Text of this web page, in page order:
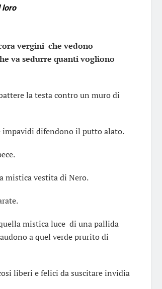
loro
vergini che vedono
va sedurre quanti vogliono
la testa contro un muro di
impavidi difendono il putto alato.
mistica vestita di Nero.
mistica luce di una pallida
a quel verde prurito di
liberi e felici da suscitare invidia